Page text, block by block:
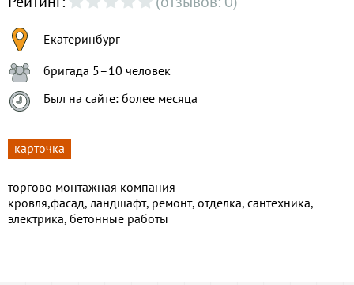
Екатеринбург
бригада 5–10 человек
Был на сайте: более месяца
карточка
торгово монтажная компания
кровля,фасад, ландшафт, ремонт, отделка, сантехника,
электрика, бетонные работы